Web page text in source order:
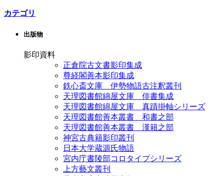
カテゴリ
出版物
影印資料
正倉院古文書影印集成
尊経閣善本影印集成
鉄心斎文庫 伊勢物語古注釈叢刊
天理図書館綿屋文庫 俳書集成
天理図書館綿屋文庫 真蹟掛軸シリーズ
天理図書館善本叢書 和書之部
天理図書館善本叢書 漢籍之部
神宮古典籍影印叢刊
日本大学蔵源氏物語
宮内庁書陵部コロタイプシリーズ
上方藝文叢刊